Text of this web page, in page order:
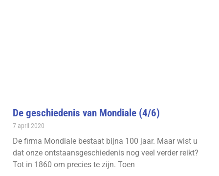
De geschiedenis van Mondiale (4/6)
7 april 2020
De firma Mondiale bestaat bijna 100 jaar. Maar wist u
dat onze ontstaansgeschiedenis nog veel verder reikt?
Tot in 1860 om precies te zijn. Toen